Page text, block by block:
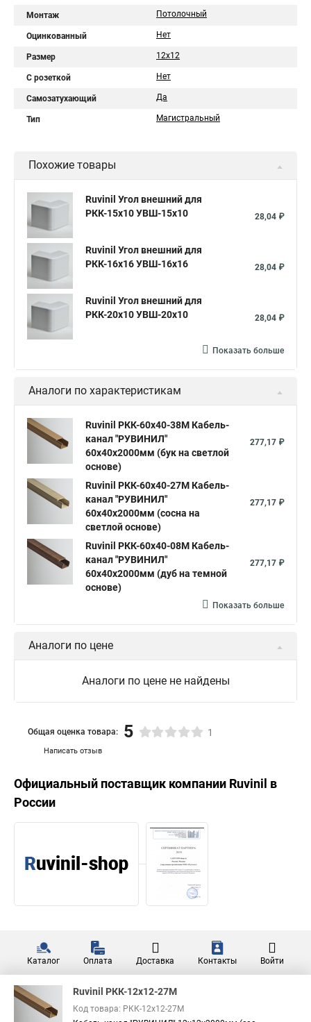
Монтаж Потолочный
Оцинкованный Нет
Размер 12x12
С розеткой Нет
Самозатухающий Да
Тип Магистральный
Похожие товары
Ruvinil Угол внешний для
РКК-15х10 УВШ-15х10
28,04 ₽
Ruvinil Угол внешний для
РКК-16х16 УВШ-16х16
28,04 ₽
Ruvinil Угол внешний для
РКК-20х10 УВШ-20х10
28,04 ₽
Показать больше
Аналоги по характеристикам
Ruvinil РКК-60х40-38М Кабель-
канал "РУВИНИЛ"
60х40х2000мм (бук на светлой
основе)
277,17 ₽
Ruvinil РКК-60х40-27М Кабель-
канал "РУВИНИЛ"
60х40х2000мм (сосна на
светлой основе)
277,17 ₽
Ruvinil РКК-60х40-08М Кабель-
канал "РУВИНИЛ"
60х40х2000мм (дуб на темной
основе)
277,17 ₽
Показать больше
Аналоги по цене
Аналоги по цене не найдены
Написать отзыв
Общая оценка товара: 5 1
Официальный поставщик компании Ruvinil в
России
Каталог Оплата Доставка Контакты Войти
Ruvinil РКК-12х12-27М
Код товара: РКК-12х12-27М